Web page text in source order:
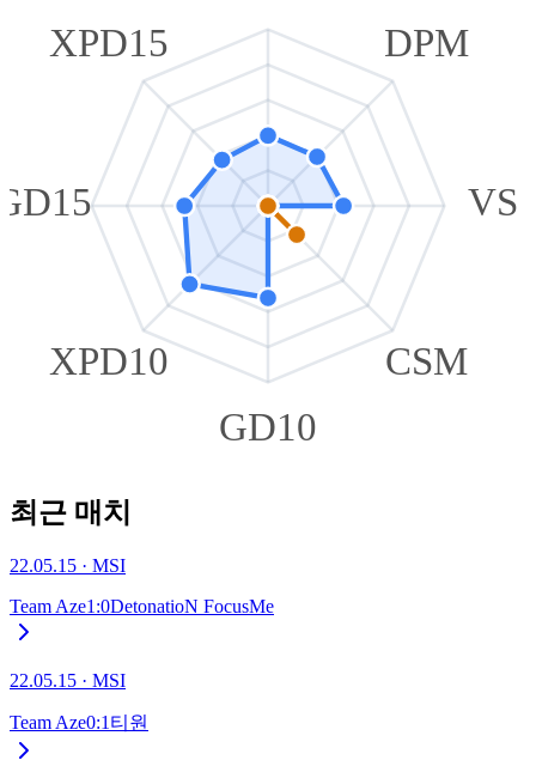
DPM
VS
CSM
GD10
XPD10
XPD15
최근 매치
22.05.15 · MSI
Team Aze1 :0DetonatioN FocusMe
22.05.15 · MSI
Team Aze0:1 티원